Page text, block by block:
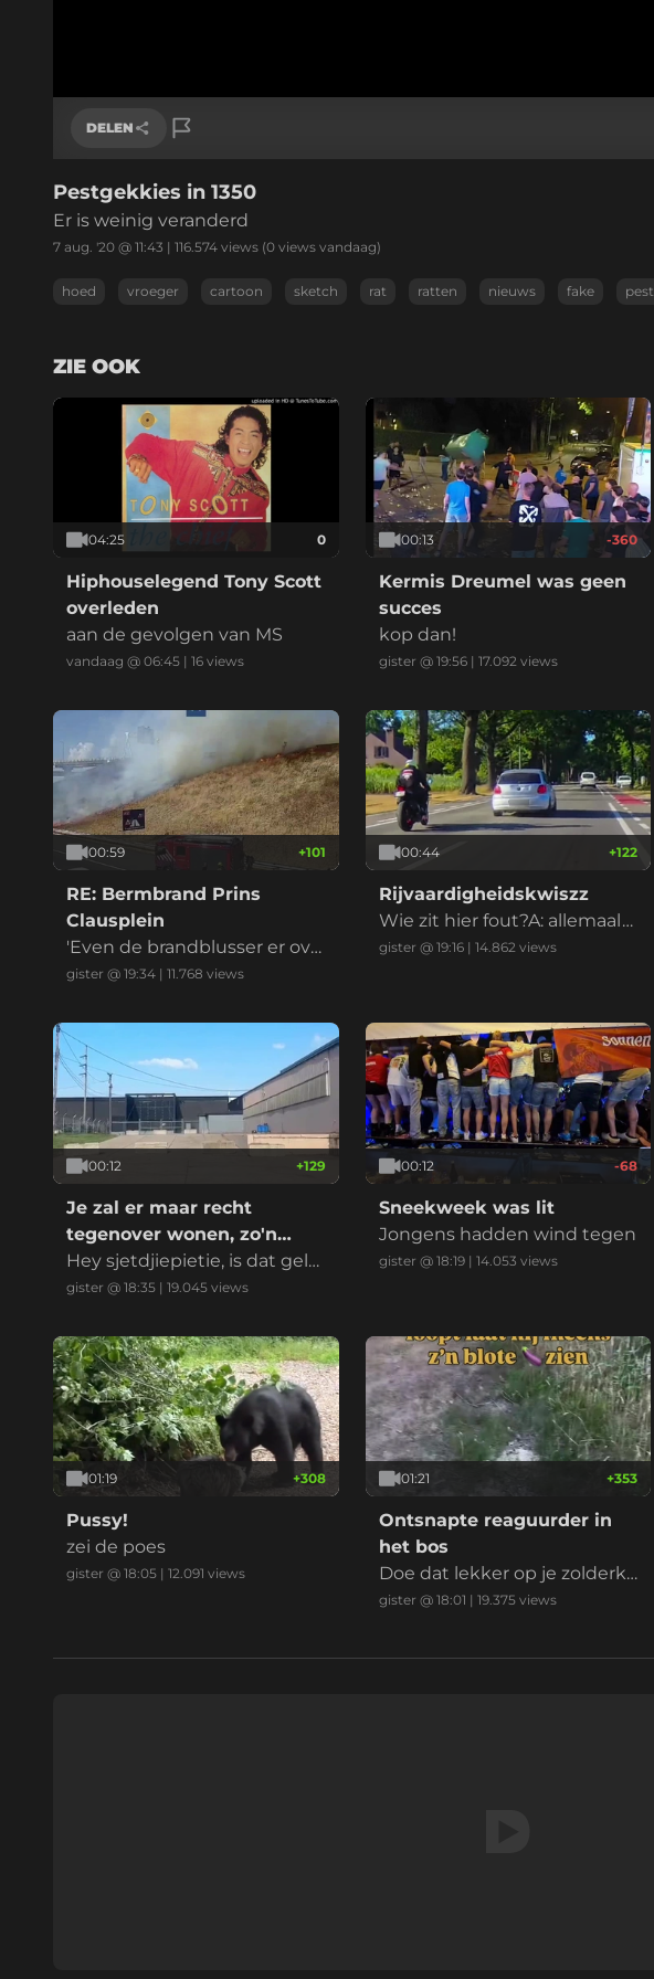
DELEN
Link kopiëren
Pestgekkies in 1350
Er is weinig veranderd
7 aug. '20 @ 11:43 | 116.574 views (0 views vandaag)
hoed vroeger cartoon sketch rat ratten nieuws fake pest
ZIE OOK
04:25 0
Hiphouselegend Tony Scott
overleden
aan de gevolgen van MS
vandaag @ 06:45 | 16 views
00:13 -360
Kermis Dreumel was geen
succes
kop dan!
gister @ 19:56| 17.092 views
00:59 +101
RE: Bermbrand Prins
Clausplein
'Even de brandblusser er ove
r en het is geblust' riep iema
gister @ 19:34 | 11.768 views
00:44 +122
Rijvaardigheidskwiszz
Wie zit hier fout?A: allemaal
B: iedereenC: alle betrokken
gister @ 19:16| 14.862views
00:12 +129
Je zal er maar recht
tegenover wonen, zo'n
datacenter
Hey sjetdjiepietie, is dat gelui
d normaal?
gister @ 18:35 | 19.045 views
00:12 -68
Sneekweek was lit
Jongens hadden wind tegen
gister @ 18:19| 14.053 views
01:19 +308
Pussy!
zei de poes
gister @ 18:05 | 12.091 views
01:21 +353
Ontsnapte reaguurder in
het bos
Doe dat lekker op je zolderka
mer mafkees
gister @ 18:01 | 19.375views